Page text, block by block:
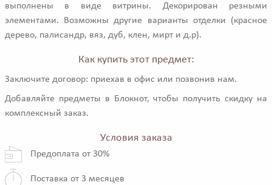
выполнены в виде витрины. Декорирован резными
элементами. Возможны другие варианты отделки (красное
дерево, палисандр, вяз, дуб, клен, мирт и д.р).
Как купить этот предмет:
Заключите договор: приехав в офис или позвонив нам.
Добавляйте предметы в Блокнот, чтобы получить скидку на
комплексный заказ.
Условия заказа
Предоплата от 30%
Поставка от 3 месяцев